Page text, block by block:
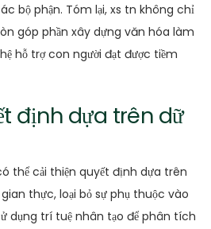
bộ phận. Tóm lại, xs tn không chỉ
góp phần xây dựng văn hóa làm
hỗ trợ con người đạt được tiềm
định dựa trên dữ
thể cải thiện quyết định dựa trên
thực, loại bỏ sự phụ thuộc vào
dụng trí tuệ nhân tạo để phân tích